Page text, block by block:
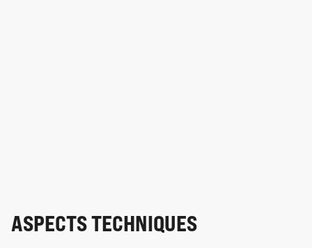
ASPECTS TECHNIQUES